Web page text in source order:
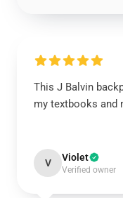
This J Balvin
my textbooks and
V Violet
Verified owner